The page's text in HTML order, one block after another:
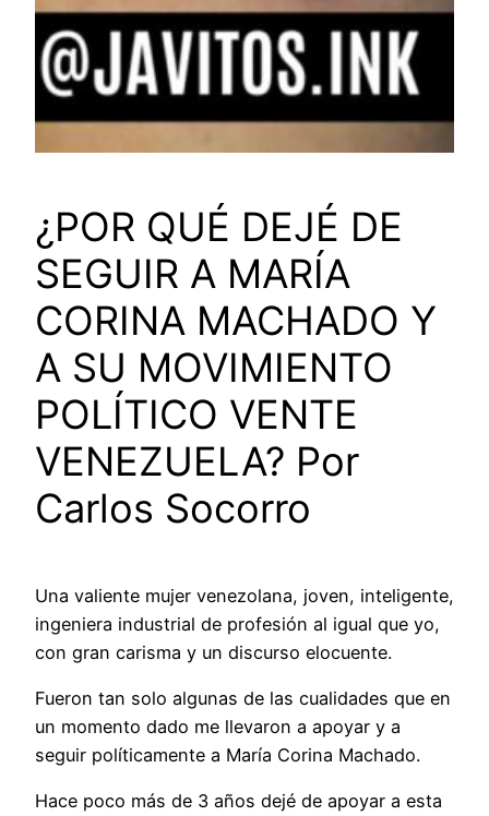
¿POR QUÉ DEJÉ DE
SEGUIR A MARÍA
CORINA MACHADO Y
A SU MOVIMIENTO
POLÍTICO VENTE
VENEZUELA? Por
Carlos Socorro
Una valiente mujer venezolana, joven, inteligente,
ingeniera industrial de profesión al igual que yo,
con gran carisma y un discurso elocuente.
Fueron tan solo algunas de las cualidades que en
un momento dado me llevaron a apoyar y a
seguir políticamente a María Corina Machado.
Hace poco más de 3 años dejé de apoyar a esta